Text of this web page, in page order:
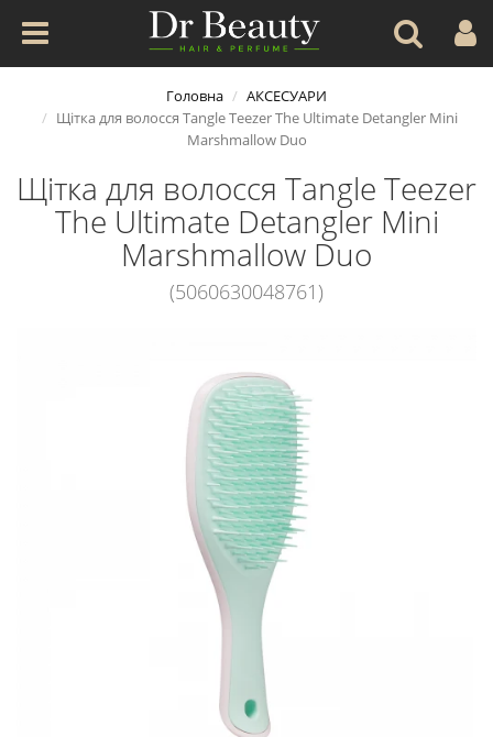
Головна
АКСЕСУАРИ
Щітка для волосся Tangle Teezer The Ultimate Detangler Mini
Marshmallow Duo
Щітка для волосся Tangle Teezer
The Ultimate Detangler Mini
Marshmallow Duo
(5060630048761)